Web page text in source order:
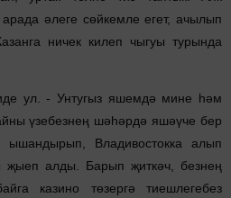
әлеге сөйкемле егет, ачылып
ничек килеп чыгуы турында
ул. - Унтугыз яшемдә мине һәм
үзебезнең шәһәрдә яшәүче бер
Владивостокка алып
җыеп алды. Барып җиткәч, безнең
казино төзергә тиешлегебез